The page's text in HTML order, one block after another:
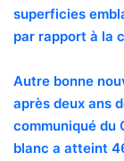
superficies
par rapport à la
Autre bonne
après deux ans
communiqué du
blanc a atteint